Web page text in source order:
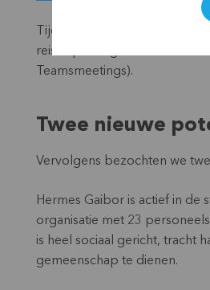
Tijdens het
reisbeperkingen door
Teamsmeetings).
Twee nieuwe
Vervolgens bezochten we
Hermes Gaiboris actief in de
organisatie met 23
is heel sociaal gericht, tracht
gemeenschap te dienen.